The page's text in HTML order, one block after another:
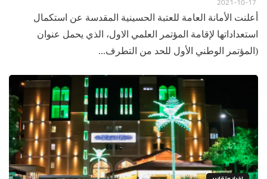
أعلنت الأمانة العامة للعتبة الحسينية المقدسة عن استكمال
استعداداتها لإقامة المؤتمر العلمي الاول، الذي يحمل عنوان
(المؤتمر الوطني الأول للحد من التطرف...